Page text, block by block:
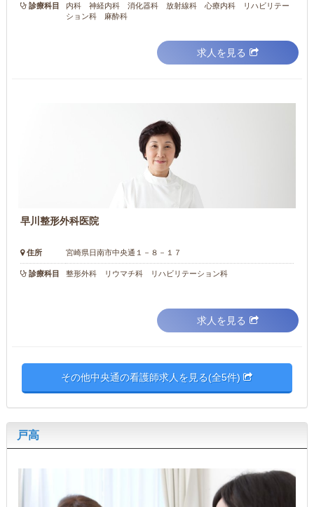
診療科目
内科 神経内科 消化器科 放射線科 心療内科 リハビリテー
ション科 麻酔科
求人を見る
早川整形外科医院
住所 宮崎県日南市中央通１－８－１７
診療科目 整形外科 リウマチ科 リハビリテーション科
求人を見る
その他中央通の看護師求人を見る(全5件)
戸高